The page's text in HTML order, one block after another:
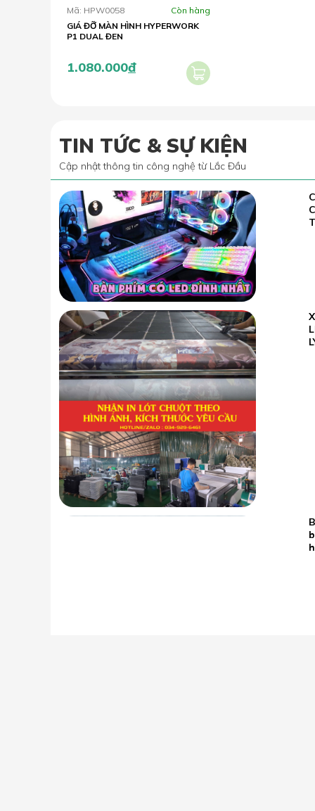
P1 Dual hỗ trợ 2 màn, mỗi màn từ 22-34 inch.
Trợ lực piston Hyper Lift bền bỉ,
Trợ lực piston chịu tải mạnh mẽ nhưng vẫn đảm bảo
Mã: HPW0058
Còn hàng
GIÁ ĐỠ MÀN HÌNH HYPERWORK
P1 DUAL ĐEN
1.080.000đ
TIN TỨC & SỰ KIỆN
Cập nhật thông tin công nghệ từ Lắc Đầu